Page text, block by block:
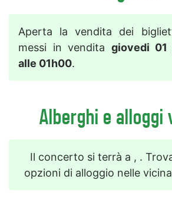
Aperta la vendita dei
messi in vendita giovedi 01
alle 01h00.
Alberghi e alloggi
Il concerto si terrà a , .
opzioni di alloggio nelle